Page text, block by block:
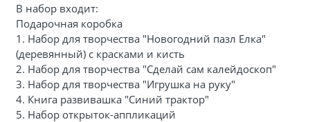
В набор входит:
Подарочная коробка
1. Набор для творчества "Новогодний пазл Елка"
(деревянный) с красками и кисть
2. Набор для творчества "Сделай сам калейдоскоп"
3. Набор для творчества "Игрушка на руку"
4. Книга развивашка "Синий трактор"
5. Набор открыток-аппликаций